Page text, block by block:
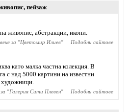
, пейзаж
живопис, абстракции, икони.
за "Цветомир Илиев" Подобни сайтове
като малка частна колекция. В
с над 5000 картини на известни
художници.
"Галерия Сити Плевен" Подобни сайтове